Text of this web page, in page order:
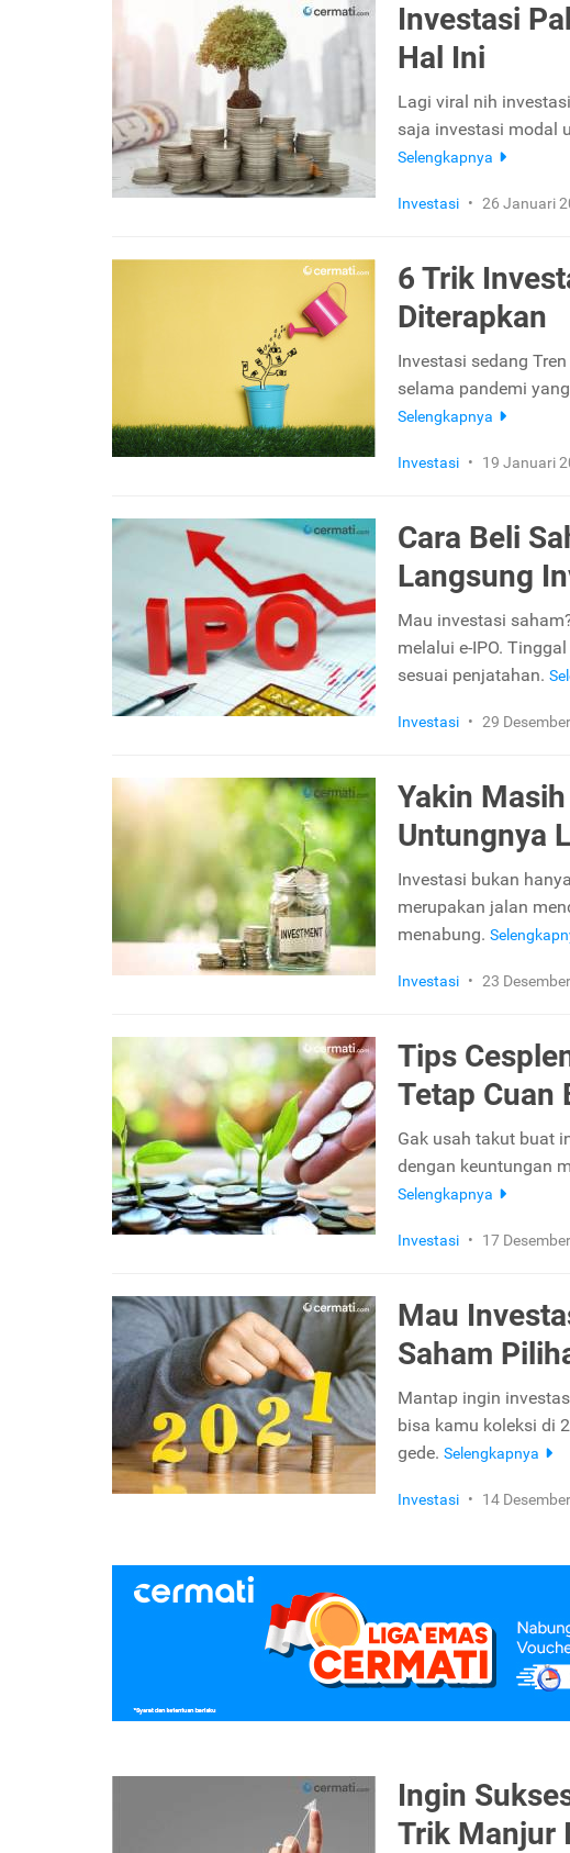
Investasi
Hal Ini
Lagi viral nih
saja investasi modal
Selengkapnya
Investasi • 26 Januari
6 Trik
Diterapkan
Investasi sedang
selama pandemi
Selengkapnya
Investasi • 19 Januari
Cara Beli
Langsung
Mau investasi
melalui e-IPO.
sesuai penjatahan.
Investasi • 29
Yakin
Untungnya
Investasi bukan
merupakan jalan
menabung.
Investasi • 23
Tips
Tetap Cuan
Gak usah takut buat
dengan keuntungan
Selengkapnya
Investasi • 17
Mau
Saham
Mantap ingin
bisa kamu koleksi di
gede. Selengkapnya
Investasi • 14
Ingin
Trik Manjur